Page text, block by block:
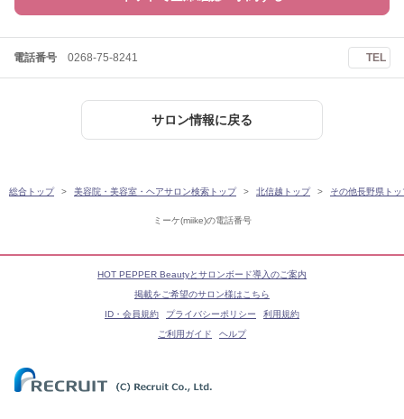
ミーケ(miike)の電話番号
電話番号 0268-75-8241 TEL
サロン情報に戻る
総合トップ 美容院・美容室・ヘアサロン検索トップ 北信越トップ その他長野県トッ
HOT PEPPER Beautyとサロンボード導入のご案内
掲載をご希望のサロン様はこちら
ID・会員規約
プライバシーポリシー
利用規約
ご利用ガイド
ヘルプ